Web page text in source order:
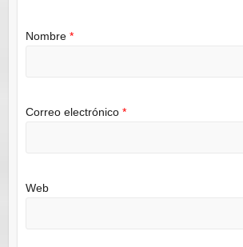
Nombre *
Correo electrónico *
Web